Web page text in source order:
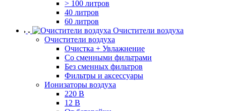
> 100 литров
40 литров
60 литров
Очистители воздуха
Очистители воздуха
Очистка + Увлажнение
Cо сменными фильтрами
Без сменных фильтров
Фильтры и аксессуары
Ионизаторы воздуха
220 В
12 В